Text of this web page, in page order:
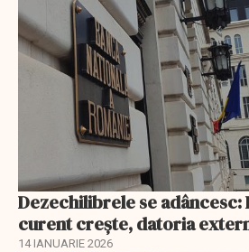
Dezechilibrele se
curent crește, datoria
14 IANUARIE 2026